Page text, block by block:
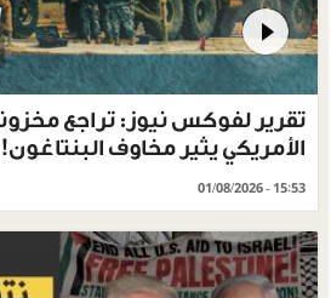
تقرير لفوكس نيوز: تراجع
الأمريكي يثير مخاوف البنتاغون!
01/08/2026 - 15:53